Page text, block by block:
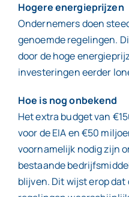
Hogere energieprijzen
Ondernemers doen
genoemde regelingen.
door de hoge
investeringen eerder
Hoe is nog onbekend
Het extra budget van
voor de EIA en €50
voornamelijk nodig zijn
bestaande
blijven. Dit wijst erop